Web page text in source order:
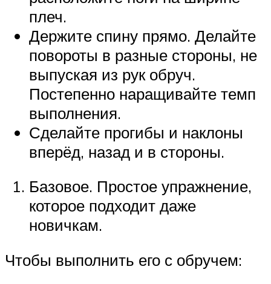
плеч.
Держите спину прямо. Делайте
повороты в разные стороны, не
выпуская из рук обруч.
Постепенно наращивайте темп
выполнения.
Сделайте прогибы и наклоны
вперёд, назад и в стороны.
Базовое. Простое упражнение,
которое подходит даже
новичкам.
Чтобы выполнить его с обручем: